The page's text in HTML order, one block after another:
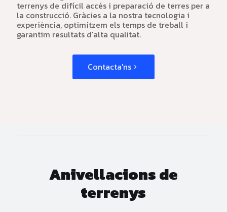
terrenys de difícil accés i preparació de terres per a
la construcció. Gràcies a la nostra tecnologia i
experiència, optimitzem els temps de treball i
garantim resultats d'alta qualitat.
Contacta'ns
Anivellacions de
terrenys